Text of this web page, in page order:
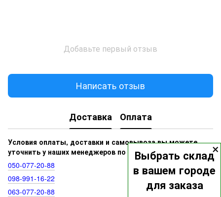
×
Выбрать склад
в вашем городе
для заказа
Добавьте первый отзыв
Написать отзыв
Доставка Оплата
Условия оплаты, доставки и самовывоза вы можете
уточнить у наших менеджеров по номерам:
050‑077‑20‑88
098‑991‑16‑22
063‑077‑20‑88